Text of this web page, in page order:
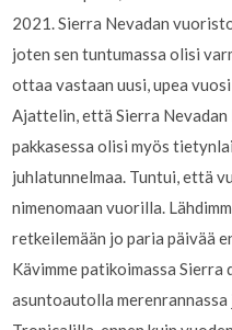
2021. Sierra Nevadan
joten sen tuntumassa olisi
ottaa vastaan uusi, upea vuosi
Ajattelin, että Sierra Nevadan
pakkasessa olisi myös
juhlatunnelmaa. Tuntui, että
nimenomaan vuorilla.
retkeilemään jo paria päivää
Kävimme patikoimassa
asuntoautolla